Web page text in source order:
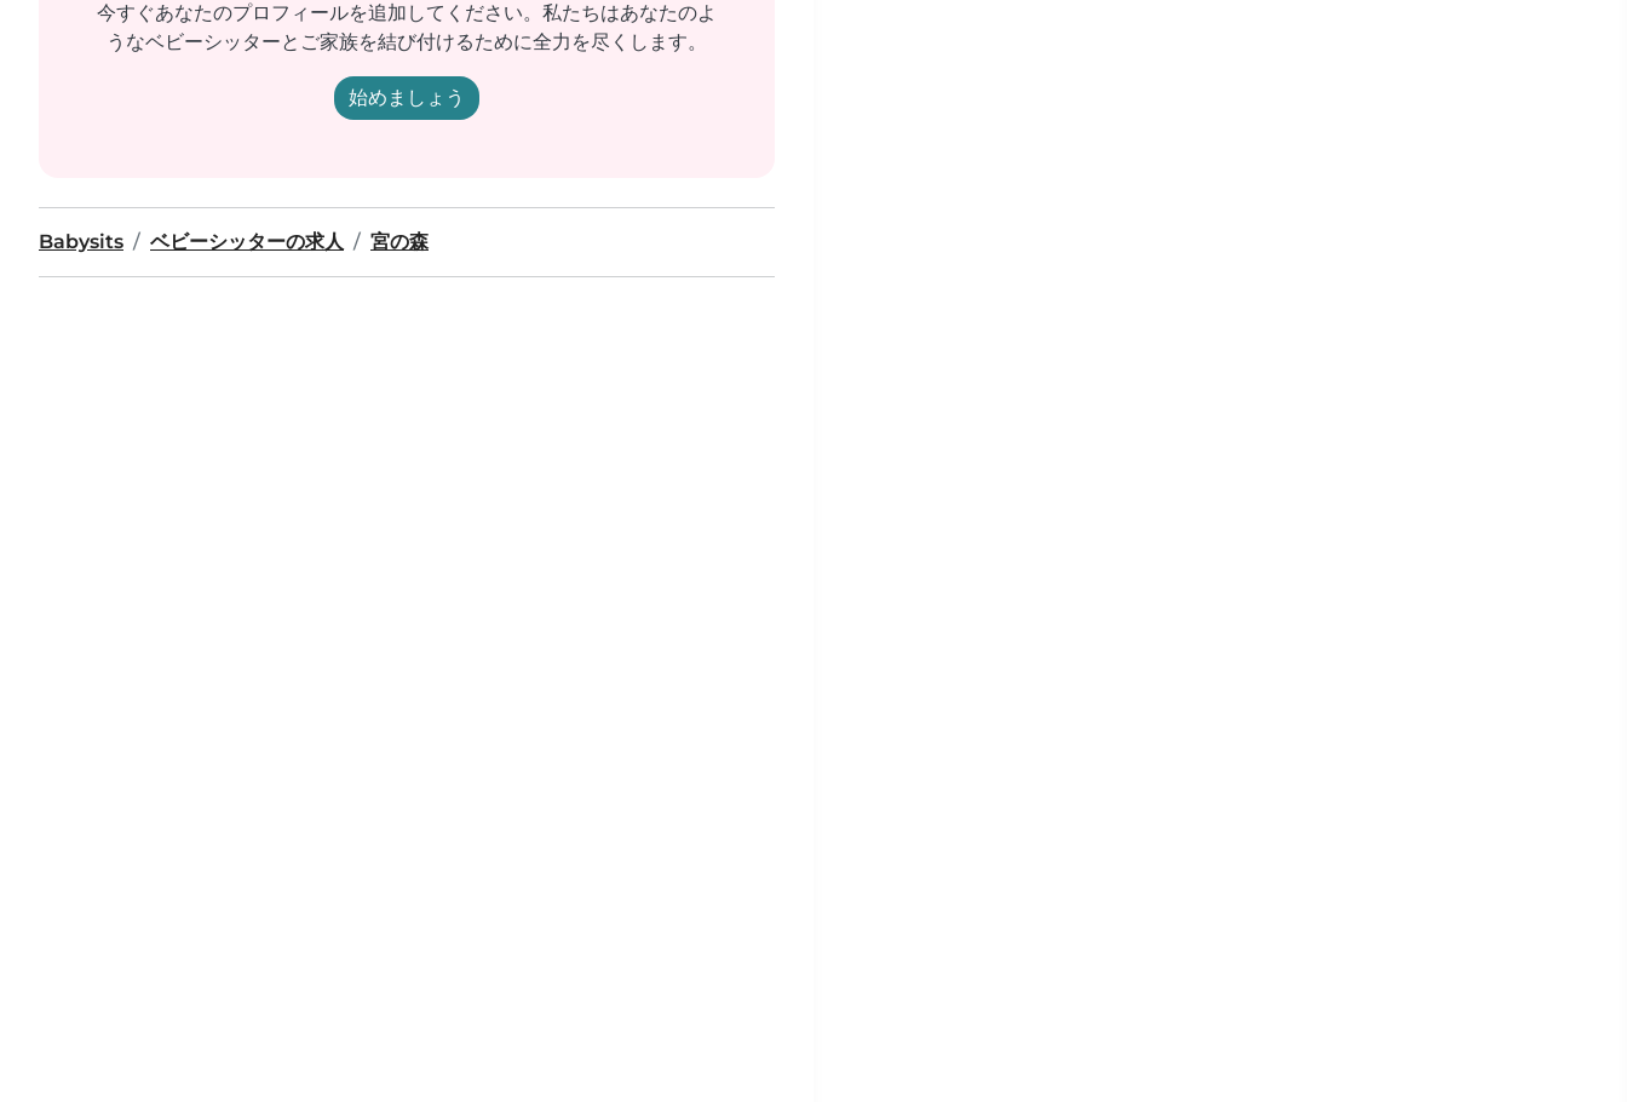
今すぐあなたのプロフィールを追加してください。私たちはあなたのよ
うなベビーシッターとご家族を結び付けるために全力を尽くします。
始めましょう
Babysits ベビーシッターの求人 宮の森